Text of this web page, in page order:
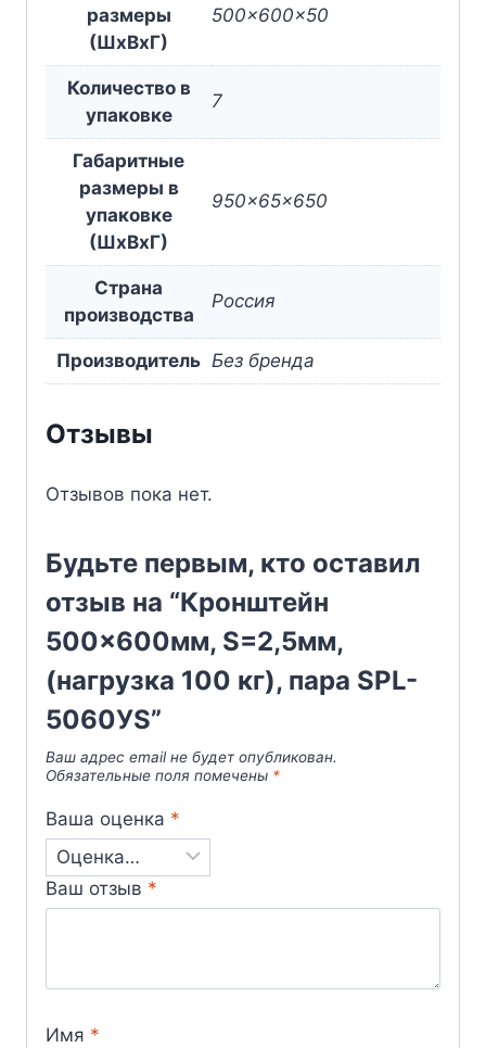
размеры
(ШxВxГ)
500x600x50
Количество в
упаковке
7
Габаритные
размеры в
упаковке
(ШxВxГ)
950x65x650
Страна
производства
Россия
Производитель Без бренда
Отзывы
Отзывов пока нет.
Будьте первым, кто оставил
отзыв на “Кронштейн
500×600мм, S=2,5мм,
(нагрузка 100 кг), пара SPL-
5060УS”
Ваш адрес email не будет опубликован.
Обязательные поля помечены *
Ваша оценка *
Ваш отзыв *
Имя *